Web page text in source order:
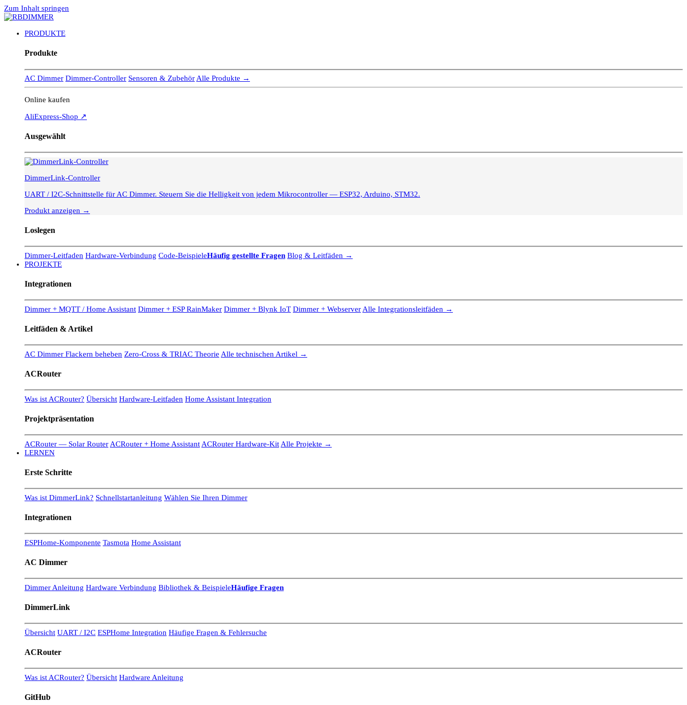
Zum Inhalt springen
PRODUKTE
Produkte
AC Dimmer Dimmer-Controller Sensoren & Zubehör Alle Produkte →
Online kaufen
AliExpress-Shop ↗
Ausgewählt
DimmerLink-Controller
UART / I2C-Schnittstelle für AC Dimmer. Steuern Sie die Helligkeit von jedem Mikrocontroller — ESP32, Arduino, STM32.
Produkt anzeigen →
Loslegen
Dimmer-Leitfaden Hardware-Verbindung Code-BeispieleHäufig gestellte Fragen Blog & Leitfäden →
PROJEKTE
Integrationen
Dimmer + MQTT / Home Assistant Dimmer + ESP RainMaker Dimmer + Blynk IoT Dimmer + Webserver Alle Integrationsleitfäden →
Leitfäden & Artikel
AC Dimmer Flackern beheben Zero-Cross & TRIAC Theorie Alle technischen Artikel →
ACRouter
Was ist ACRouter? Übersicht Hardware-Leitfaden Home Assistant Integration
Projektpräsentation
ACRouter — Solar Router ACRouter + Home Assistant ACRouter Hardware-Kit Alle Projekte →
LERNEN
Erste Schritte
Was ist DimmerLink? Schnellstartanleitung Wählen Sie Ihren Dimmer
Integrationen
ESPHome-Komponente Tasmota Home Assistant
AC Dimmer
Dimmer Anleitung Hardware Verbindung Bibliothek & BeispieleHäufige Fragen
DimmerLink
Übersicht UART / I2C ESPHome Integration Häufige Fragen & Fehlersuche
ACRouter
Was ist ACRouter? Übersicht Hardware Anleitung
GitHub